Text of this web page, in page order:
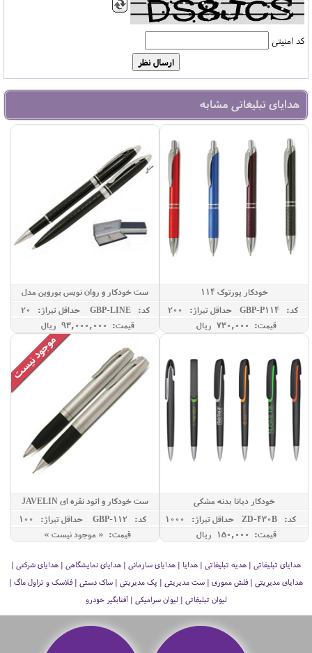
کد امنیتی
هدایای تبلیغاتی مشابه
خودکار پورتوک 114
کد: GBP-P114
حداقل تيراژ: 200
قیمت: 730,000 ريال
ست خودکار و روان نویس یوروپن مدل
LINE
کد: GBP-LINE
حداقل تيراژ: 20
قیمت: 93,000,000 ريال
خودکار دیانا بدنه مشکی
کد: ZD-430B
حداقل تيراژ: 1000
قیمت: 150,000 ريال
ست خودکار و اتود نقره ای JAVELIN
کد: GBP-112
حداقل تيراژ: 100
قیمت: « موجود نیست »
هدایای تبلیغاتی | هدیه تبلیغاتی | هدایا | هدایای سازمانی | هدایای نمایشگاهی | هدایای شرکتی |
هدایای مدیریتی | فلش مموری | ست مدیریتی | پک مدیریتی | ساک دستی | فلاسک و تراول ماگ |
لیوان تبلیغاتی | لیوان سرامیکی | آفتابگیر خودرو